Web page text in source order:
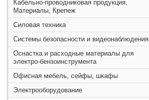
Кабельно-проводниковая продукция,
Материалы, Крепеж
Силовая техника
Системы безопасности и видеонаблюдения
Оснастка и расходные материалы для
электро-бензоинструмента
Офисная мебель, сейфы, шкафы
Электрооборудование